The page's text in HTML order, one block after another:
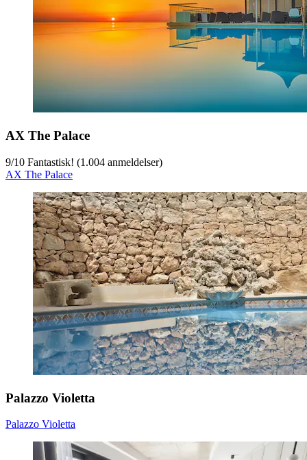
AX The Palace
9/10 Fantastisk! (1.004 anmeldelser)
AX The Palace
Palazzo Violetta
Palazzo Violetta